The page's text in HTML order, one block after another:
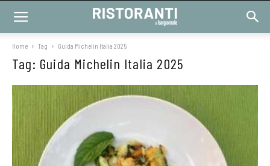
Home Tag Guida Michelin Italia 2025
Tag: Guida Michelin Italia 2025